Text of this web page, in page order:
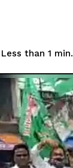
Less than 1 min.